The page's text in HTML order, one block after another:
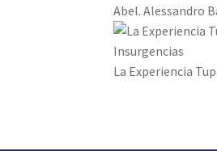
Abel. Alessandro
La Experiencia